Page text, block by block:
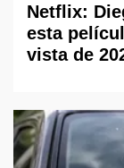
Netflix:
esta
vista de